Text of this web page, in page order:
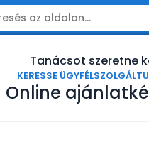
Tanácsot szeretne
KERESSE
Online